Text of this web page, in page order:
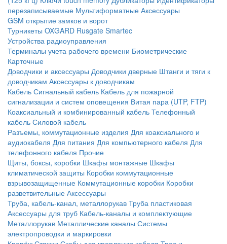
перезаписываемые Мультиформатные Аксессуары
GSM открытие замков и ворот
Турникеты OXGARD Rusgate Smartec
Устройства радиоуправления
Терминалы учета рабочего времени Биометрические
Карточные
Доводчики и аксессуары Доводчики дверные Штанги и тяги к
доводчикам Аксессуары к доводчикам
Кабель Сигнальный кабель Кабель для пожарной
сигнализации и систем оповещения Витая пара (UTP, FTP)
Коаксиальный и комбинированный кабель Телефонный
кабель Силовой кабель
Разъемы, коммутационные изделия Для коаксиального и
аудиокабеля Для питания Для компьютерного кабеля Для
телефонного кабеля Прочие
Щиты, боксы, коробки Шкафы монтажные Шкафы
климатической защиты Коробки коммутационные
взрывозащищенные Коммутационные коробки Коробки
разветвительные Аксессуары
Труба, кабель-канал, металлорукав Труба пластиковая
Аксессуары для труб Кабель-каналы и комплектующие
Металлорукав Металлические каналы Системы
электропроводки и маркировки